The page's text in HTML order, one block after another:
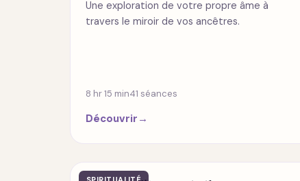
Une exploration de votre propre âme à
travers le miroir de vos ancêtres.
8 hr 15 min41 séances
Découvrir →